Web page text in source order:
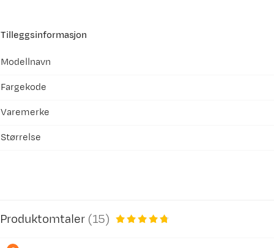
Tilleggsinformasjon
Modellnavn
Fargekode
Varemerke
Størrelse
Produktomtaler (15)